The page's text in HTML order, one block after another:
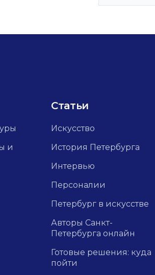
и
Статьи
Искусство
История Петербурга
Интервью
Персоналии
Петербург в искусстве
Авторы Санкт-
Петербурга онлайн
Готовые решения: куда
пойти